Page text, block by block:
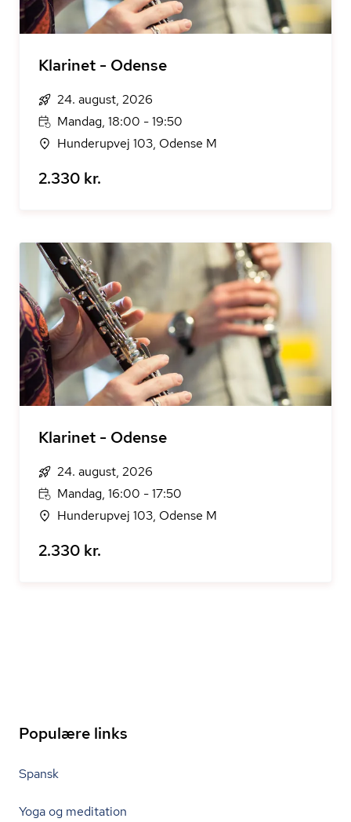
Klarinet - Odense
24. august, 2026
Mandag, 18:00 - 19:50
Hunderupvej 103, Odense M
2.330 kr.
Klarinet - Odense
24. august, 2026
Mandag, 16:00 - 17:50
Hunderupvej 103, Odense M
2.330 kr.
Populære links
Spansk
Yoga og meditation